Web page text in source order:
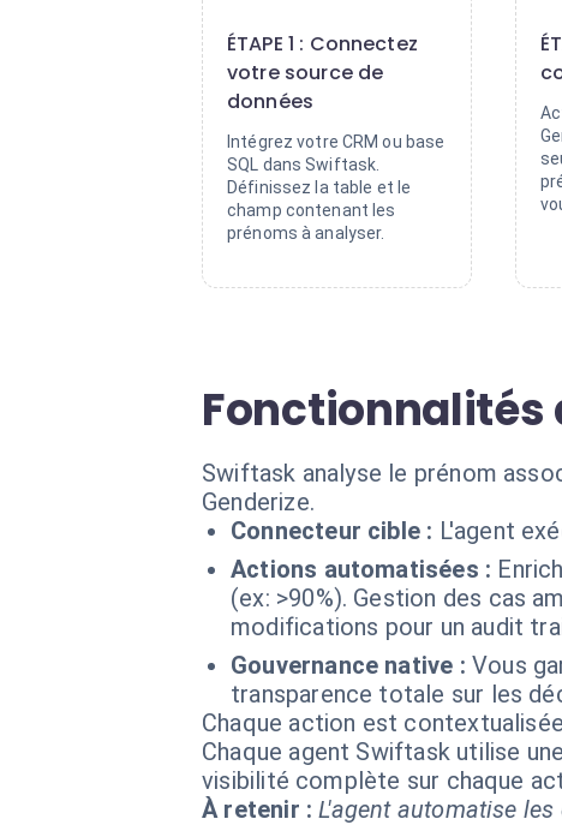
ÉTAPE 1 : Connectez
votre source de
données
Intégrez votre CRM ou base
SQL dans Swiftask.
Définissez la table et le
champ contenant les
prénoms à analyser.
Fonctionnalités
Swiftask analyse le prénom
Genderize.
Connecteur cible : L'agent
Actions automatisées :
(ex: >90%). Gestion des cas
modifications pour un audit
Gouvernance native : Vous
transparence totale sur les
Chaque action est
Chaque agent Swiftask utilise
visibilité complète sur chaque
À retenir : L'agent automatise